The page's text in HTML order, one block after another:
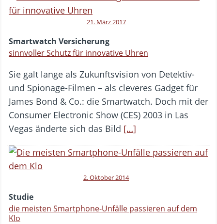
21. März 2017
Smartwatch Versicherung
sinnvoller Schutz für innovative Uhren
Sie galt lange als Zukunftsvision von Detektiv-
und Spionage-Filmen – als cleveres Gadget für
James Bond & Co.: die Smartwatch. Doch mit der
Consumer Electronic Show (CES) 2003 in Las
Vegas änderte sich das Bild […]
2. Oktober 2014
Studie
die meisten Smartphone-Unfälle passieren auf dem
Klo